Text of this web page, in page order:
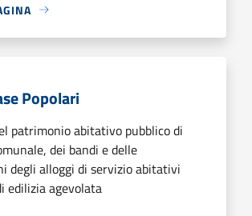
Popolari
patrimonio abitativo pubblico di
dei bandi e delle
degli alloggi di servizio abitativi
edilizia agevolata